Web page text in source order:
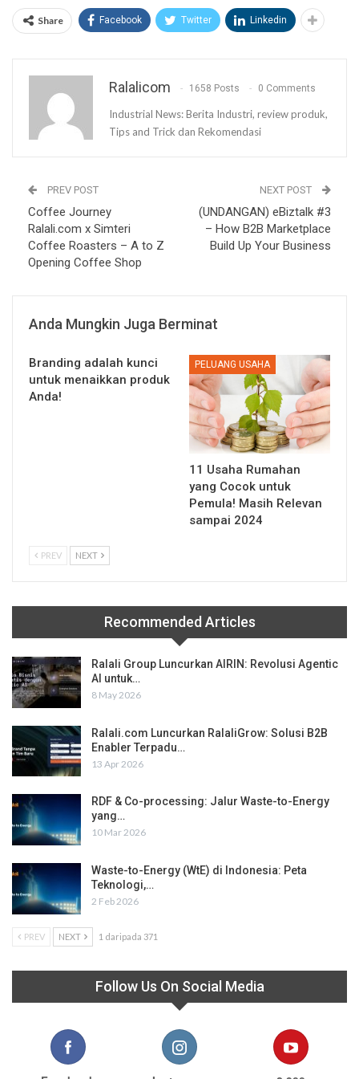
Share Facebook Twitter Linkedin
Ralalicom 1658 Posts 0 Comments
Industrial News: Berita Industri, review produk,
Tips and Trick dan Rekomendasi
PREV POST
Coffee Journey
Ralali.com x Simteri
Coffee Roasters – A to Z
Opening Coffee Shop
NEXT POST
(UNDANGAN) eBiztalk #3
– How B2B Marketplace
Build Up Your Business
Anda Mungkin Juga Berminat
Branding adalah kunci
untuk menaikkan produk
Anda!
PELUANG USAHA
11 Usaha Rumahan
yang Cocok untuk
Pemula! Masih Relevan
sampai 2024
PREV NEXT
Recommended Articles
Ralali Group Luncurkan AIRIN: Revolusi Agentic
AI untuk…
8 May 2026
Ralali.com Luncurkan RalaliGrow: Solusi B2B
Enabler Terpadu…
13 Apr 2026
RDF & Co-processing: Jalur Waste-to-Energy
yang…
10 Mar 2026
Waste-to-Energy (WtE) di Indonesia: Peta
Teknologi,…
2 Feb 2026
PREV NEXT 1 daripada 371
Follow Us On Social Media